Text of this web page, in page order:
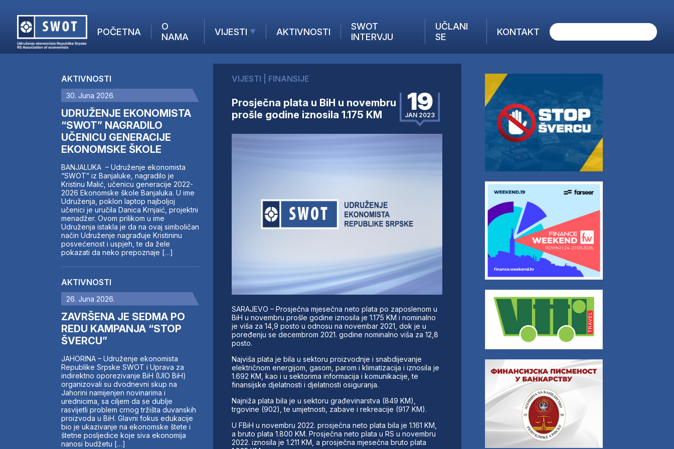
POČETNA
O
NAMA
VIJESTI
AKTUELNO
KOMPANIJE
FINANSIJE
IZ STRANIH MEDIJA
AKTIVNOSTI
SWOT
INTERVJU
UČLANI
SE
KONTAKT
AKTUELNO
ANALIZE
KOMPANIJE
FINANSIJE
IZ STRANIH MEDIJA
AKTIVNOSTI
SWOT INTERVJU
UČLANI SE
KONTAKT
AKTIVNOSTI
30. Juna 2026.
UDRUŽENJE EKONOMISTA
“SWOT” NAGRADILO
UČENICU GENERACIJE
EKONOMSKE ŠKOLE
BANJALUKA – Udruženje ekonomista
“SWOT” iz Banjaluke, nagradilo je
Kristinu Malić, učenicu generacije 2022-
2026 Ekonomske škole Banjaluka. U ime
Udruženja, poklon laptop najboljoj
učenici je uručila Danica Krnjaić, projektni
menadžer. Ovom prilikom u ime
Udruženja istakla je da na ovaj simboličan
način Udruženje nagrađuje Kristininu
posvećenost i uspjeh, te da žele
pokazati da neko prepoznaje […]
AKTIVNOSTI
26. Juna 2026.
ZAVRŠENA JE SEDMA PO
REDU KAMPANJA “STOP
ŠVERCU”
JAHORINA – Udruženje ekonomista
Republike Srpske SWOT i Uprava za
indirektno oporezivanje BiH (UIO BiH)
organizovali su dvodnevni skup na
Jahorini namijenjen novinarima i
urednicima, sa ciljem da se dublje
rasvijetli problem crnog tržišta duvanskih
proizvoda u BiH. Glavni fokus edukacije
bio je ukazivanje na ekonomske štete i
štetne posljedice koje siva ekonomija
nanosi budžetu […]
VIJESTI FINANSIJE
Prosječna plata u BiH u novembru
prošle godine iznosila 1.175 KM
19
JAN 2023
SARAJEVO – Prosječna mjesečna neto plata po zaposlenom u
BiH u novembru prošle godine iznosila je 1.175 KM i nominalno
je viša za 14,9 posto u odnosu na novembar 2021, dok je u
poređenju se decembrom 2021. godine nominalno viša za 12,8
posto.
Najviša plata je bila u sektoru proizvodnje i snabdijevanje
električnom energijom, gasom, parom i klimatizacija i iznosila je
1.692 KM, kao i u sektorima informacija i komunikacije, te
finansijske djelatnosti i djelatnosti osiguranja.
Najniža plata bila je u sektoru građevinarstva (849 KM),
trgovine (902), te umjetnosti, zabave i rekreacije (917 KM).
U FBiH u novembru 2022. prosječna neto plata bila je 1.161 KM,
a bruto plata 1.800 KM. Prosječna neto plata u RS u novembru
2022. iznosila je 1.211 KM, a prosječna mjesečna bruto plata